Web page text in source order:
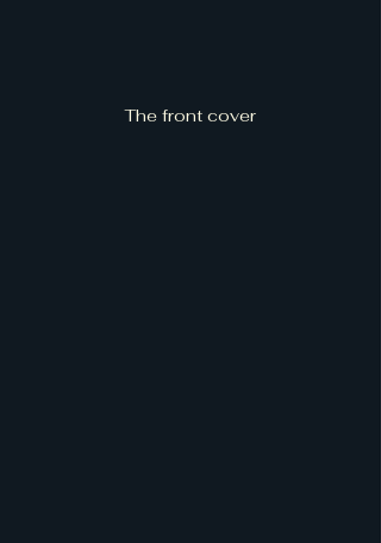
The front cover